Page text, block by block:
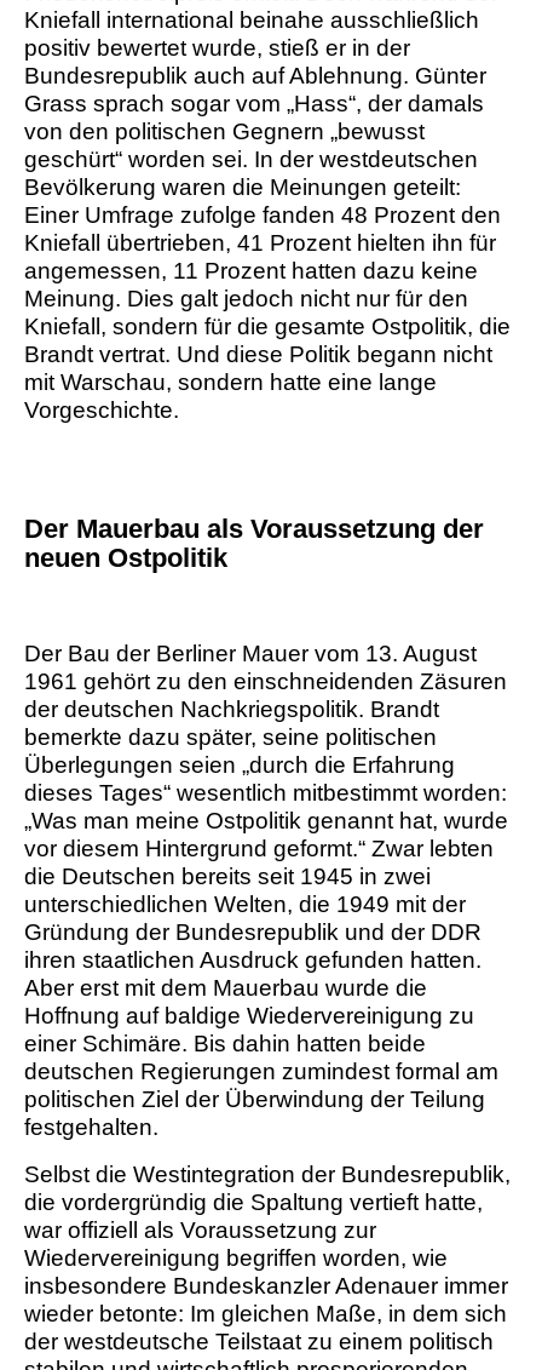
Kniefall international beinahe ausschließlich
positiv bewertet wurde, stieß er in der
Bundesrepublik auch auf Ablehnung. Günter
Grass sprach sogar vom „Hass“, der damals
von den politischen Gegnern „bewusst
geschürt“ worden sei. In der westdeutschen
Bevölkerung waren die Meinungen geteilt:
Einer Umfrage zufolge fanden 48 Prozent den
Kniefall übertrieben, 41 Prozent hielten ihn für
angemessen, 11 Prozent hatten dazu keine
Meinung. Dies galt jedoch nicht nur für den
Kniefall, sondern für die gesamte Ostpolitik, die
Brandt vertrat. Und diese Politik begann nicht
mit Warschau, sondern hatte eine lange
Vorgeschichte.
Der Mauerbau als Voraussetzung der
neuen Ostpolitik
Der Bau der Berliner Mauer vom 13. August
1961 gehört zu den einschneidenden Zäsuren
der deutschen Nachkriegspolitik. Brandt
bemerkte dazu später, seine politischen
Überlegungen seien „durch die Erfahrung
dieses Tages“ wesentlich mitbestimmt worden:
„Was man meine Ostpolitik genannt hat, wurde
vor diesem Hintergrund geformt.“ Zwar lebten
die Deutschen bereits seit 1945 in zwei
unterschiedlichen Welten, die 1949 mit der
Gründung der Bundesrepublik und der DDR
ihren staatlichen Ausdruck gefunden hatten.
Aber erst mit dem Mauerbau wurde die
Hoffnung auf baldige Wiedervereinigung zu
einer Schimäre. Bis dahin hatten beide
deutschen Regierungen zumindest formal am
politischen Ziel der Überwindung der Teilung
festgehalten.
Selbst die Westintegration der Bundesrepublik,
die vordergründig die Spaltung vertieft hatte,
war offiziell als Voraussetzung zur
Wiedervereinigung begriffen worden, wie
insbesondere Bundeskanzler Adenauer immer
wieder betonte: Im gleichen Maße, in dem sich
der westdeutsche Teilstaat zu einem politisch